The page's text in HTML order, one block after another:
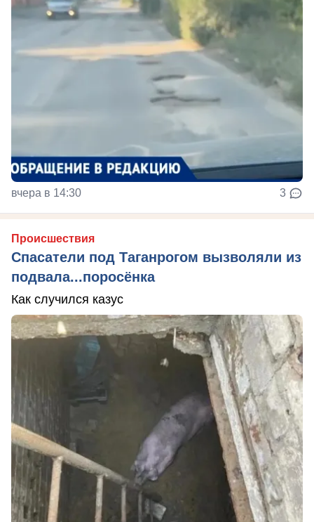
вчера в 14:30 3
Происшествия
Спасатели под Таганрогом вызволяли из
подвала...поросёнка
Как случился казус